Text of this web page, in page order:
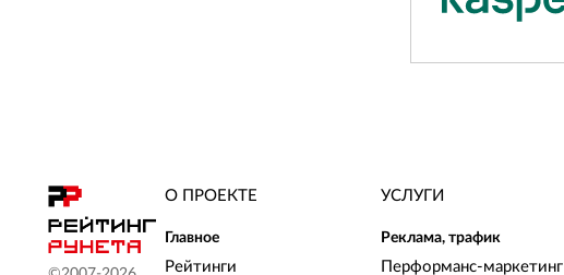
О ПРОЕКТЕ
Главное
Рейтинги
УСЛУГИ
Реклама, трафик
Перформанс-маркетинг